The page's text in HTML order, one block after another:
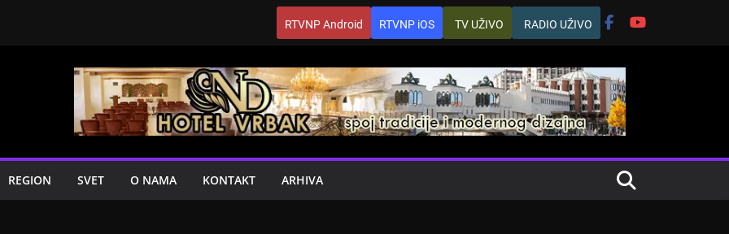
RTVNP Android RTVNP iOS TV UŽIVO RADIO UŽIVO
REGION SVET O NAMA KONTAKT ARHIVA